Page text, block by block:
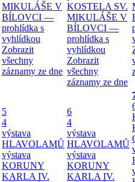
MIKULÁŠE V
BÍLOVCI —
prohlídka s
vyhlídkou
Zobrazit
všechny
záznamy ze dne
KOSTELA SV.
MIKULÁŠE V
BÍLOVCI —
prohlídka s
vyhlídkou
Zobrazit
všechny
záznamy ze dne
5
4
výstava
HLAVOLAMŮ
výstava
KORUNY
KARLA IV.
6
4
výstava
HLAVOLAMŮ
výstava
KORUNY
KARLA IV.